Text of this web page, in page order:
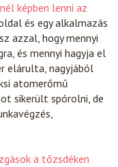
képben lenni az
és egy alkalmazás
azzal, hogy mennyi
és mennyi hagyja el
elárulta, nagyjából
atomerőmű
sikerült spórolni, de
a tőzsdéken